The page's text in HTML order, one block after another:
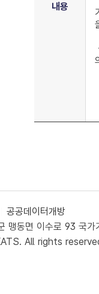
내용
공공데이터개방
맹동면 이수로 93 국
All rights